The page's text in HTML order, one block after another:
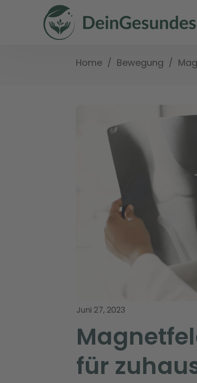
Home / Bewegung /
Juni 27, 2023
für